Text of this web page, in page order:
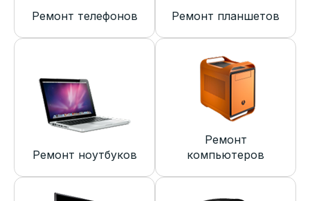
Ремонт телефонов Ремонт планшетов
Ремонт ноутбуков
Ремонт
компьютеров